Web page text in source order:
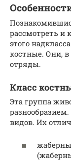
рассмотреть и
этого
костные. Они,
отряды.
Класс
Эта группа
разнообразием.
видов. Их